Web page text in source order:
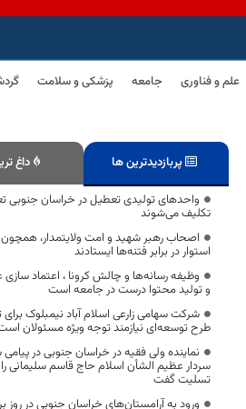
علم و فناوری جامعه پزشکی و سلامت
پربازدیدترین ها داغ
واحدهای تولیدی تعطیل در خراسان جنوبی
تکلیف می‌شوند
اصحاب رهبر شهید و امت ولایتمدار،
استوار در برابر فتنه‌ها ایستادند
وظیفه رسانه‌ها و چالش کرونا ، اعتماد
و تولید محتوا درست در جامعه است
شرکت سهامی زارعی اسلام آباد نیمبلوک
طرح توسعه‌ای نیازمند توجه ویژه مسئولان
نماینده ولی فقیه در خراسان جنوبی در
سردار عظیم الشأن اسلام حاج قاسم سلیمانی را
تسلیت گفت
ورود به آرامستان‌های خراسان جنوبی در روز